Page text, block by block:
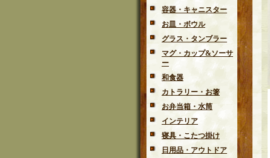
容器・キャニスター
お皿・ボウル
グラス・タンブラー
マグ・カップ&ソーサ
ー
和食器
カトラリー・お箸
お弁当箱・水筒
インテリア
寝具・こたつ掛け
日用品・アウトドア